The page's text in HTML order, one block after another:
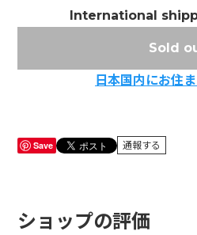
International
Sold
日本国内にお住
Save 通報する
ショップの評価